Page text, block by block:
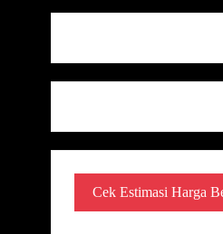
Cek Estimasi Harga